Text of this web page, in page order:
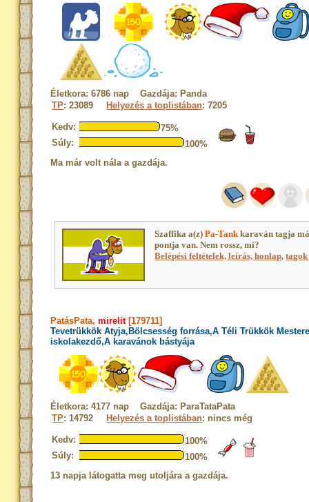
Életkora: 6786 nap Gazdája: Panda
TP: 23089 Helyezés a toplistában: 7205
Kedv:
75%
Súly:
100%
Ma már volt nála a gazdája.
Szaffika a(z)Pa-Tankkaraván tagja
pontja van. Nem rossz, mi?
Belépési feltételek, leírás, honlap,
PatásPata,mirelit[179711]
Tevetrükkök Atyja,Bölcsesség forrása,A Téli Trükkök
iskolakezdő,A karavánok bástyája
Életkora: 4177 nap Gazdája: ParaTataPata
TP: 14792 Helyezés a toplistában: nincs még
Kedv:
100%
Súly:
100%
13 napja látogatta meg utoljára a gazdája.